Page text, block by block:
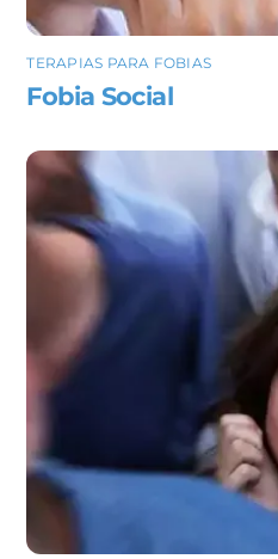
TERAPIAS PARA FOBIAS
Fobia Social